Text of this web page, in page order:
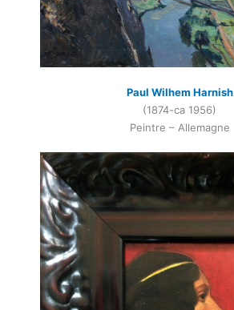
Paul Wilhem Harnish
(1874-ca 1956)
Peintre – Allemagne